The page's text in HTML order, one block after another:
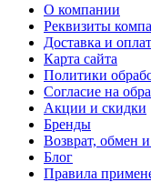
О компании
Реквизиты
Доставка и
Карта сайта
Политики
Согласие на
Акции и скидки
Бренды
Возврат, обмен
Блог
Правила